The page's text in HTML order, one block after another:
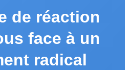
de réaction
face à un
radical